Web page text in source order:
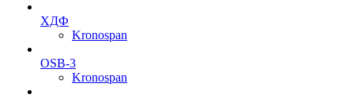
ХДФ
Kronospan
OSB-3
Kronospan